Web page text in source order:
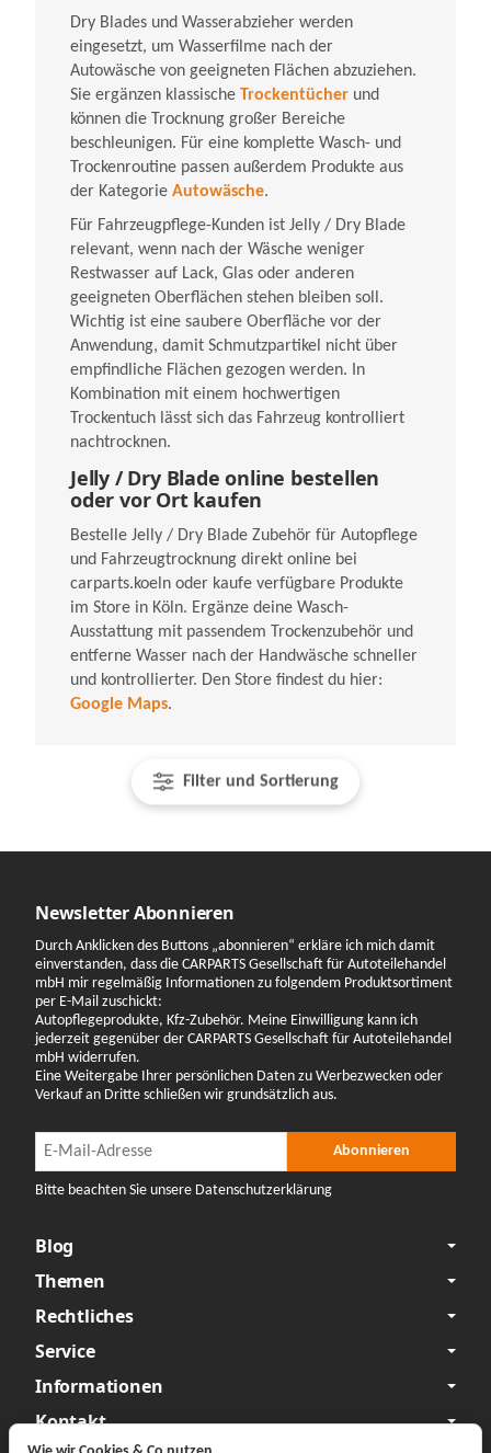
Filter und Sortierung
Dry Blades und Wasserabzieher werden
eingesetzt, um Wasserfilme nach der
Autowäsche von geeigneten Flächen abzuziehen.
Sie ergänzen klassische Trockentücher und
können die Trocknung großer Bereiche
beschleunigen. Für eine komplette Wasch- und
Trockenroutine passen außerdem Produkte aus
der Kategorie Autowäsche.
Für Fahrzeugpflege-Kunden ist Jelly / Dry Blade
relevant, wenn nach der Wäsche weniger
Restwasser auf Lack, Glas oder anderen
geeigneten Oberflächen stehen bleiben soll.
Wichtig ist eine saubere Oberfläche vor der
Anwendung, damit Schmutzpartikel nicht über
empfindliche Flächen gezogen werden. In
Kombination mit einem hochwertigen
Trockentuch lässt sich das Fahrzeug kontrolliert
nachtrocknen.
Jelly / Dry Blade online bestellen
oder vor Ort kaufen
Bestelle Jelly / Dry Blade Zubehör für Autopflege
und Fahrzeugtrocknung direkt online bei
carparts.koeln oder kaufe verfügbare Produkte
im Store in Köln. Ergänze deine Wasch-
Ausstattung mit passendem Trockenzubehör und
entferne Wasser nach der Handwäsche schneller
und kontrollierter. Den Store findest du hier:
Google Maps.
Newsletter Abonnieren
Durch Anklicken des Buttons „abonnieren“ erkläre ich mich damit
einverstanden, dass die CARPARTS Gesellschaft für Autoteilehandel
mbH mir regelmäßig Informationen zu folgendem Produktsortiment
per E-Mail zuschickt:
Autopflegeprodukte, Kfz-Zubehör. Meine Einwilligung kann ich
jederzeit gegenüber der CARPARTS Gesellschaft für Autoteilehandel
mbH widerrufen.
Eine Weitergabe Ihrer persönlichen Daten zu Werbezwecken oder
Verkauf an Dritte schließen wir grundsätzlich aus.
Newsletter Abonnieren Abonnieren
Bitte beachten Sie unsere Datenschutzerklärung
Blog
Themen
Rechtliches
Service
Informationen
Kontakt